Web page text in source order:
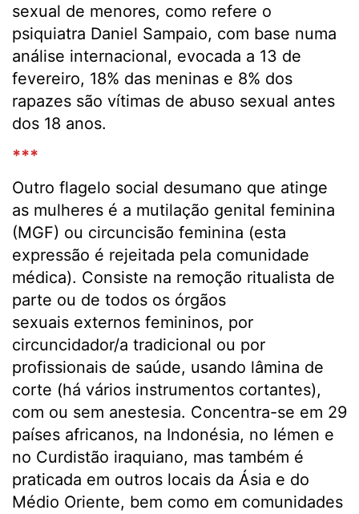
sexual de menores, como refere o
psiquiatra Daniel Sampaio, com base numa
análise internacional, evocada a 13 de
fevereiro, 18% das meninas e 8% dos
rapazes são vítimas de abuso sexual antes
dos 18 anos.
***
Outro flagelo social desumano que atinge
as mulheres é a mutilação genital feminina
(MGF) ou circuncisão feminina (esta
expressão é rejeitada pela comunidade
médica). Consiste na remoção ritualista de
parte ou de todos os órgãos
sexuais externos femininos, por
circuncidador/a tradicional ou por
profissionais de saúde, usando lâmina de
corte (há vários instrumentos cortantes),
com ou sem anestesia. Concentra-se em 29
países africanos, na Indonésia, no Iémen e
no Curdistão iraquiano, mas também é
praticada em outros locais da Ásia e do
Médio Oriente, bem como em comunidades